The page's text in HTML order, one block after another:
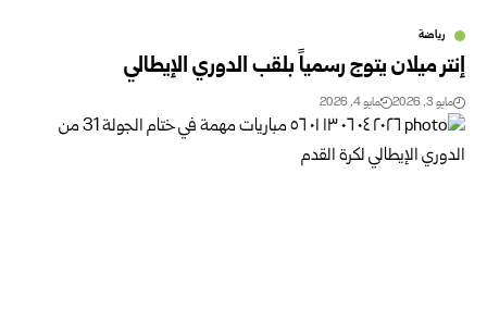
رياضة
إنتر ميلان يتوج رسمياً بلقب الدوري الإيطالي
مايو 3, 2026 مايو 4, 2026